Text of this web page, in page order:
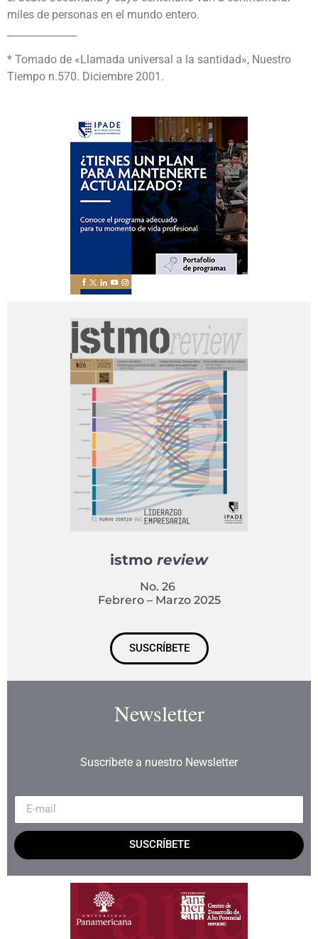
miles de personas en el mundo entero.
* Tomado de «Llamada universal a la santidad», Nuestro
Tiempo n.570. Diciembre 2001.
istmo review
No. 26
Febrero – Marzo 2025
SUSCRÍBETE
Newsletter
Suscríbete a nuestro Newsletter
SUSCRÍBETE